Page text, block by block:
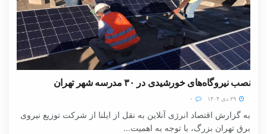
نصب نیروگاه‌های خورشیدی در ۳۰ مدرسه شهر تهران
به گزارش اقتصاد انرژی آنلاین به نقل از ایلنا از شرکت توزیع نیروی
برق تهران بزرگ، با توجه به اهمیت...